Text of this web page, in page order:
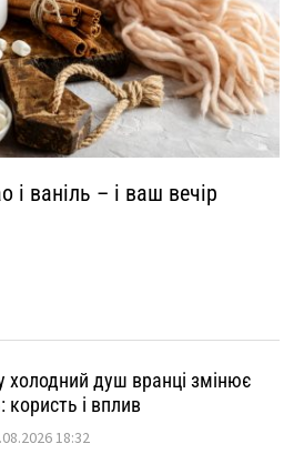
і ваніль – і ваш вечір
холодний душ вранці змінює
користь і вплив
18:32